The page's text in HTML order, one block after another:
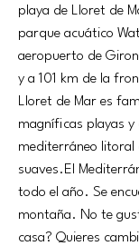
playa de Lloret de
parque acuático
aeropuerto de
y a 101 km de la
Lloret de Mar es
magníficas playas y
mediterráneo
suaves.El
todo el año. Se
montaña. No te
casa? Quieres